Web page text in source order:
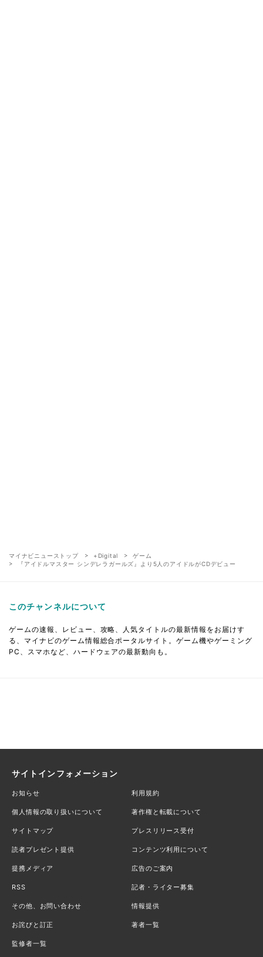
マイナビニューストップ +Digital
ゲーム
『アイドルマスター シンデレラガールズ』より5人のアイドルがCDデビュー
このチャンネルについて
ゲームの速報、レビュー、攻略、人気タイトルの最新情報をお届けす
る、マイナビのゲーム情報総合ポータルサイト。ゲーム機やゲーミング
PC、スマホなど、ハードウェアの最新動向も。
サイトインフォメーション
お知らせ 利用規約
個人情報の取り扱いについて 著作権と転載について
サイトマップ プレスリリース受付
読者プレゼント提供 コンテンツ利用について
提携メディア 広告のご案内
RSS 記者・ライター募集
その他、お問い合わせ 情報提供
お詫びと訂正 著者一覧
監修者一覧